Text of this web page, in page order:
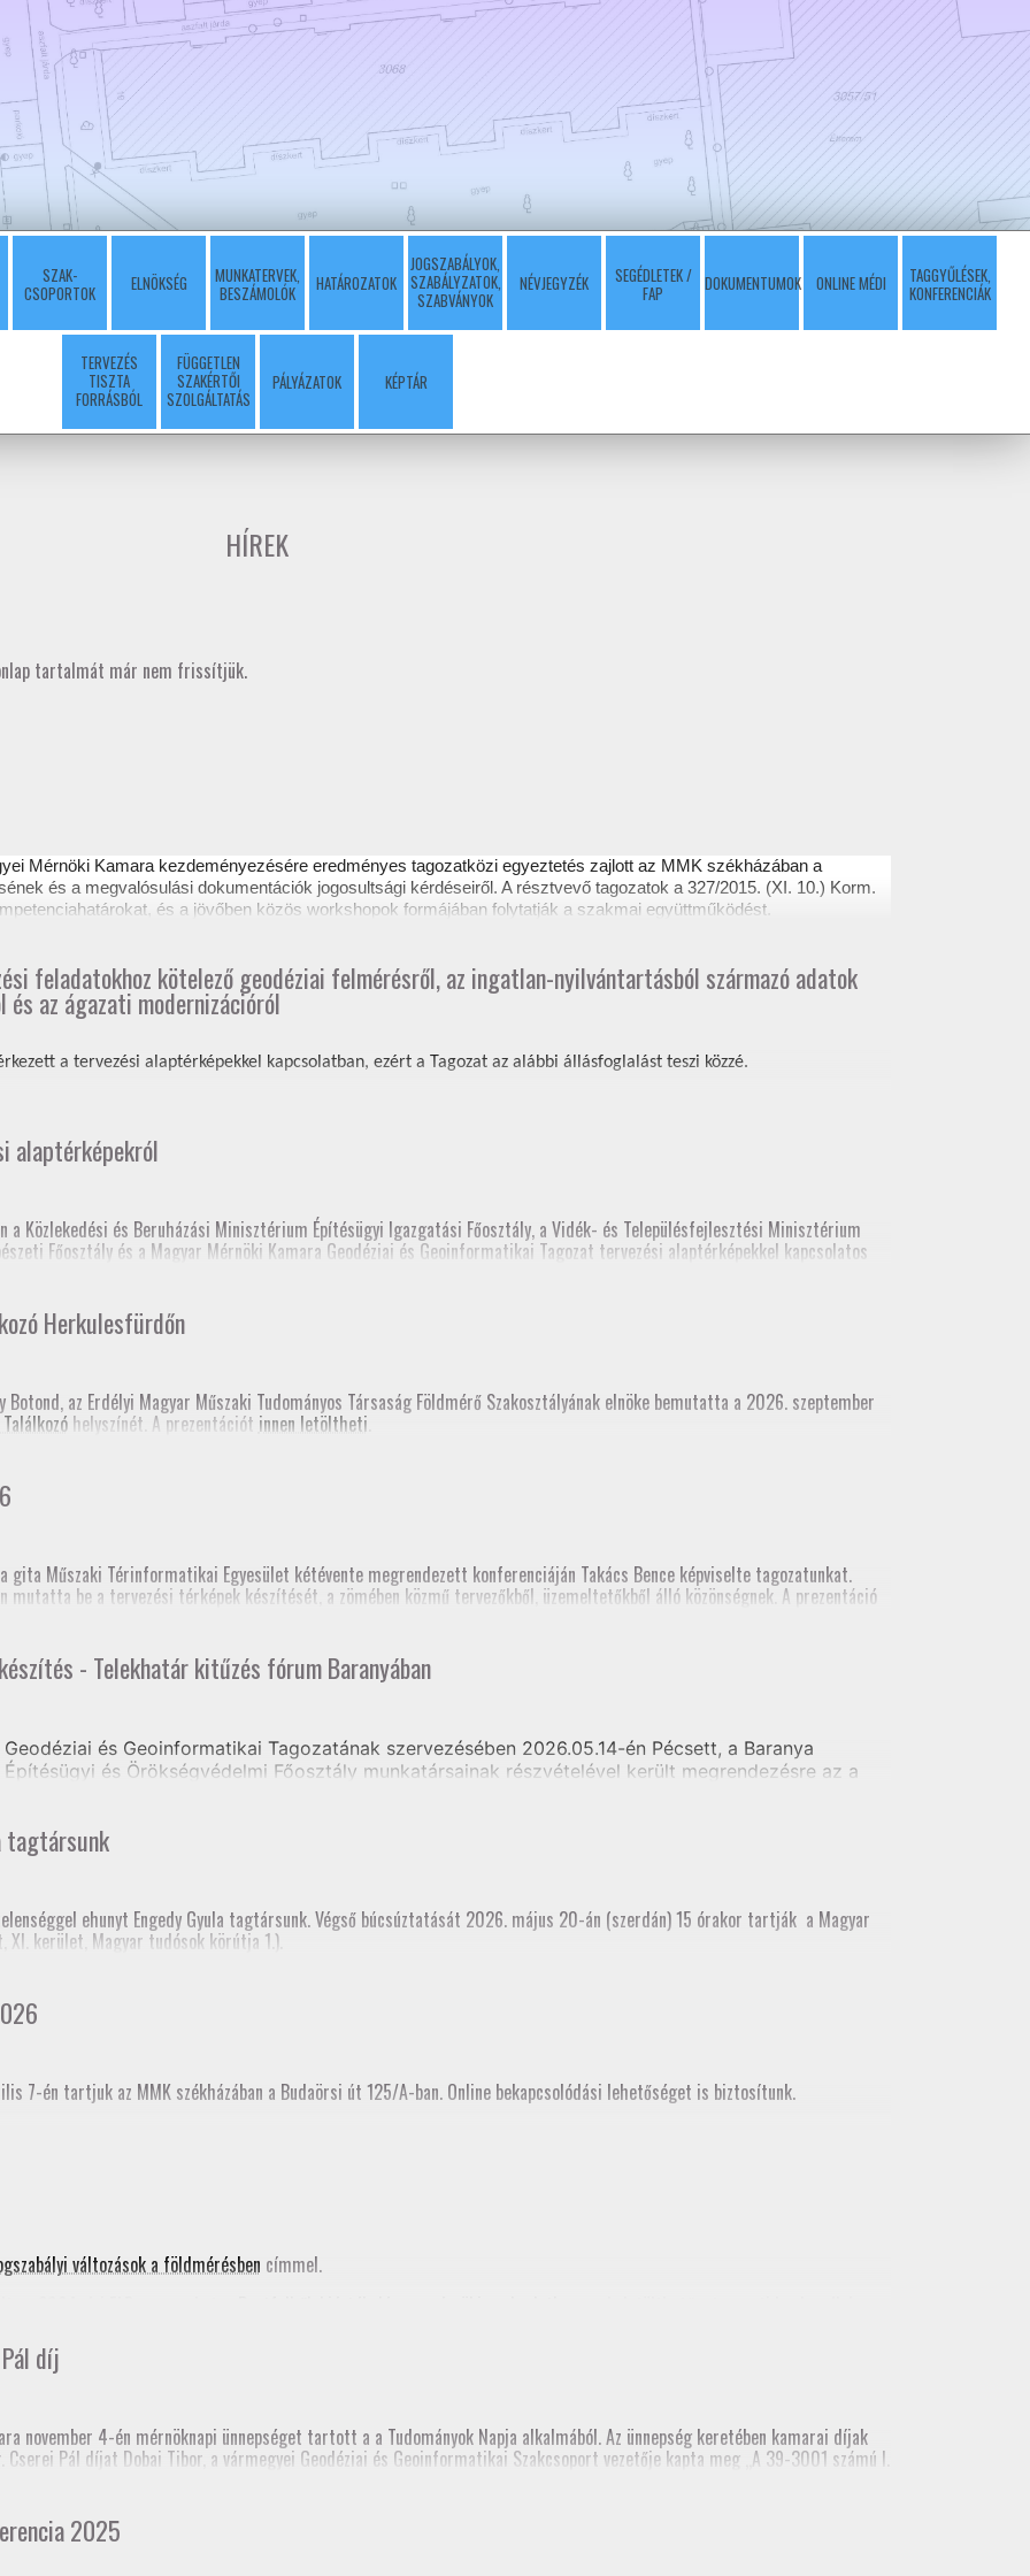
SZAK-
CSOPORTOK
ELNÖKSÉG
MUNKATERVEK,
BESZÁMOLÓK
HATÁROZATOK
JOGSZABÁLYOK,
SZABÁLYZATOK,
SZABVÁNYOK
NÉVJEGYZÉK
SEGÉDLETEK /
FAP
DOKUMENTUMOK ONLINE MÉDI
TAGGYŰLÉSEK,
KONFERENCIÁK
TERVEZÉS
TISZTA
FORRÁSBÓL
FÜGGETLEN
SZAKÉRTŐI
SZOLGÁLTATÁS
PÁLYÁZATOK KÉPTÁR
HÍREK
tartalmát már nem frissítjük.
Mérnöki Kamara kezdeményezésére eredményes tagozatközi egyeztetés zajlott az MMK székházában a
és a megvalósulási dokumentációk jogosultsági kérdéseiről. A résztvevő tagozatok a 327/2015. (XI. 10.) Korm.
és a jövőben közös workshopok formájában folytatják a szakmai együttműködést.
feladatokhoz kötelező geodéziai felmérésről, az ingatlan-nyilvántartásból származó adatok
és az ágazati modernizációról
a tervezési alaptérképekkel kapcsolatban, ezért a Tagozat az alábbi állásfoglalást teszi közzé.
alaptérképekról
a Közlekedési és Beruházási Minisztérium Építésügyi Igazgatási Főosztály, a Vidék- és Településfejlesztési Minisztérium
Főosztály és a Magyar Mérnöki Kamara Geodéziai és Geoinformatikai Tagozat tervezési alaptérképekkel kapcsolatos
elnöksége nagyon sok tájékoztatón és fórumon tartott előadást a tervezési alaptérképekről. A legutolsó előadás
Fórum a szakcsoport szervezésében, szakmagyakorlók, kormányhivatal (építési és földhivatali területről), építész kamara
Fórum a szakcsoport szervezésében, kormányhivatal (építési és földhivatali területről), építész kamara részvételével
Főosztályvezetők Értekezlete (online, mintegy 240 fő földhivatali munkatárs részvételével)
Esztergom
szakmai továbbképzés (teljes megyei földhivatali részvétellel)
Szakfelügyelői Értekezlet (online, mintegy 70 fő részvételével)
Herkulesfürdőn
az Erdélyi Magyar Műszaki Tudományos Társaság Földmérő Szakosztályának elnöke bemutatta a 2026. szeptember
helyszínét. A prezentációt innen letöltheti
gita Műszaki Térinformatikai Egyesület kétévente megrendezett konferenciáján Takács Bence képviselte tagozatunkat.
mutatta be a tervezési térképek készítését, a zömében közmű tervezőkből, üzemeltetőkből álló közönségnek. A prezentáció
volt, hogy a jelenlegi tagozati elnök mellett három korábbi elnök is részt vett.
- Telekhatár kitűzés fórum Baranyában
és Geoinformatikai Tagozatának szervezésében 2026.05.14-én Pécsett, a Baranya
és Örökségvédelmi Főosztály munkatársainak részvételével került megrendezésre az a
tagtársunk
ehunyt Engedy Gyula tagtársunk. Végső búcsúztatását 2026. május 20-án (szerdán) 15 órakor tartják a Magyar
XI. kerület, Magyar tudósok körútja 1.).
7-én tartjuk az MMK székházában a Budaörsi út 125/A-ban. Online bekapcsolódási lehetőséget is biztosítunk.
változások a földmérésben címmel.
díj
november 4-én mérnöknapi ünnepséget tartott a a Tudományok Napja alkalmából. Az ünnepség keretében kamarai díjak
Pál díjat Dobai Tibor, a vármegyei Geodéziai és Geoinformatikai Szakcsoport vezetője kapta meg „A 39-3001 számú I.
Kamara korábbi elnöke, akinek emlékére alapították a díjat.
2025